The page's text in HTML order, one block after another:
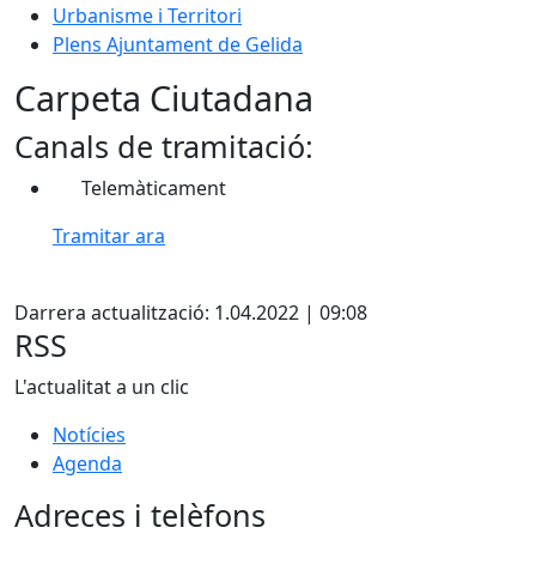
Urbanisme i Territori
Plens Ajuntament de Gelida
Carpeta Ciutadana
Canals de tramitació:
Telemàticament
Tramitar ara
Darrera actualització: 1.04.2022 | 09:08
RSS
L'actualitat a un clic
Notícies
Agenda
Adreces i telèfons